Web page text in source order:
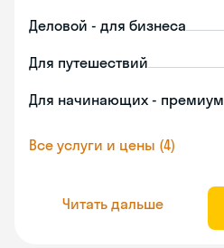
Деловой - для бизнеса
Для путешествий
Для начинающих - премиум
Все услуги и цены (4)
Читать дальше